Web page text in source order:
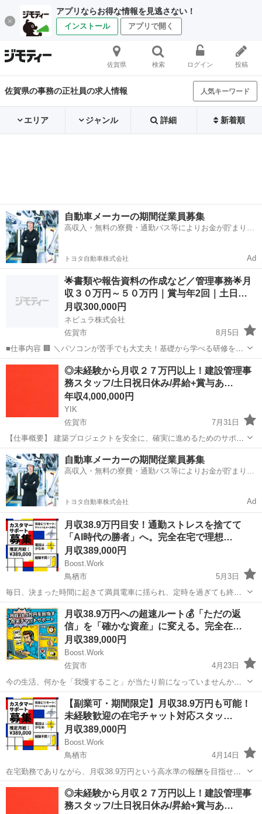
アプリならお得な情報を見逃さない！
インストール アプリで開く
佐賀県 検索 ログイン 投稿
佐賀県の事務の正社員の求人情報 人気キーワード
エリア ジャンル 詳細 新着順
自動車メーカーの期間従業員募集
高収入・無料の寮費・通勤バス等によりお金が貯まりや
トヨタ自動車株式会社 Ad
🌟書類や報告資料の作成など／管理事務🌟月
収３０万円～５０万円｜賞与年2回｜土日…
月収300,000円
ネビュラ株式会社
佐賀市
8月5日
■仕事内容 🏢 ＼パソコンが苦手でも大丈夫！基礎から学べる研修をご
用意！／ ＼月収30万円以上＋賞与年2回！20代から安定収入を目指せ
佐賀 佐賀市 事務 未経験
◎未経験から月収２７万円以上！建設管理事
務スタッフ/土日祝日休み/昇給+賞与あ…
年収4,000,000円
YIK
佐賀市
7月31日
【仕事概要】 建築プロジェクトを安全に、確実に進めるためのサポー
ト業務をお任せします。 盛り上がりを見せる建築業界で、経験ゼロか
ら専門知識を身につけてみませんか？ 【仕事詳細】 ・協力スタッフの
手配、サポ...
佐賀 佐賀市 事務
自動車メーカーの期間従業員募集
高収入・無料の寮費・通勤バス等によりお金が貯まりや
トヨタ自動車株式会社 Ad
月収38.9万円目安！通勤ストレスを捨てて
「AI時代の勝者」へ。完全在宅で理想…
月収389,000円
Boost.Work
鳥栖市
5月3日
毎日、決まった時間に起きて満員電車に揺られ、定時を過ぎても終わ
らない業務に追われる。そんな「当たり前」の日常に、ふとした違和
感を覚えたことはありませんか？一方で、自宅のデスクでリラックス
しながら、最新のツールを使いこなして会...
佐賀 鳥栖市 一般事務
月収38.9万円への超速ルート💰「ただの返
信」を「確かな資産」に変える。完全在…
月収389,000円
Boost.Work
佐賀市
4月23日
今の生活、何かを「我慢すること」が当たり前になっていませんか？
「もっと自由に使えるお金があれば」「場所を選ばずに働けたら」
……。そんな風に思いながらも、結局は現状維持を選んでしまう。で
も、今の延長線上に理想の未来がな...
佐賀 佐賀市 営業事務 未経験
【副業可・期間限定】月収38.9万円も可能！
未経験歓迎の在宅チャット対応スタッ…
月収389,000円
Boost.Work
鳥栖市
4月14日
在宅勤務でありながら、月収38.9万円という高水準の報酬を目指せる
カスタマーサポートのお仕事です。 人と関わる仕事がしたいけれど、
電話対応は極力避けたいという方に最適な、チャットやメール中心の
業務内容となっています。 現...
佐賀 鳥栖市 一般事務 業務
◎未経験から月収２７万円以上！建設管理事
務スタッフ/土日祝日休み/昇給+賞与あ…